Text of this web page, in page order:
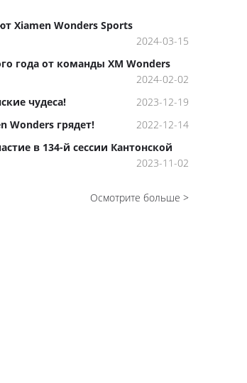
Xiamen Wonders Sports
2024-03-15
года от команды XM Wonders
2024-02-02
чудеса!
2023-12-19
Wonders грядет!
2022-12-14
в 134-й сессии Кантонской
2023-11-02
Осмотрите больше >